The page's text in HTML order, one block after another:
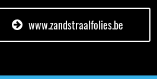
www.zandstraalfolies.be